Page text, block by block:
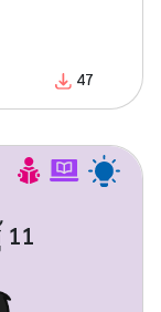
47
11